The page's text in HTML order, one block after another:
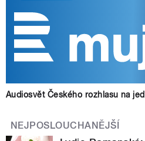
Audiosvět Českého rozhlasu na
NEJPOSLOUCHANĚJŠÍ